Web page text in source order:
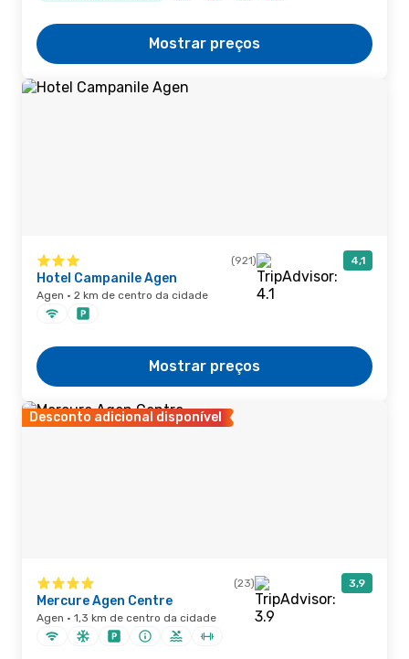
Mostrar preços
(921) 4,1
Hotel Campanile Agen
Agen · 2 km de centro da cidade
Mostrar preços
Desconto adicional disponível
(23) 3,9
Mercure Agen Centre
Agen · 1,3 km de centro da cidade